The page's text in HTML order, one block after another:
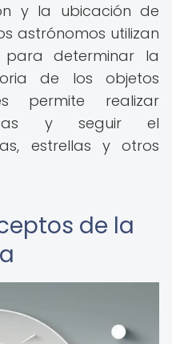
y la ubicación de
astrónomos utilizan
para determinar la
de los objetos
permite realizar
y seguir el
estrellas y otros
de la